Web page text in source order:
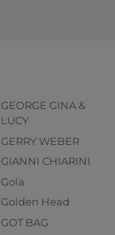
GEORGE GINA &
LUCY
GERRY WEBER
GIANNI CHIARINI
Gola
Golden Head
GOT BAG